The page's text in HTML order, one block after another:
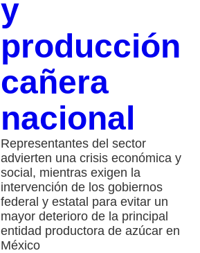
y
producción
cañera
nacional
Representantes del sector
advierten una crisis económica y
social, mientras exigen la
intervención de los gobiernos
federal y estatal para evitar un
mayor deterioro de la principal
entidad productora de azúcar en
México